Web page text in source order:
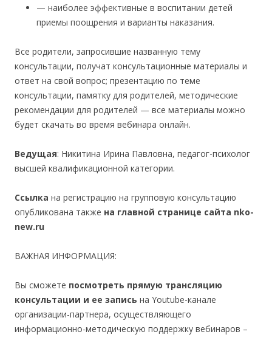
— наиболее эффективные в воспитании детей
приемы поощрения и варианты наказания.
Все родители, запросившие названную тему
консультации, получат консультационные материалы и
ответ на свой вопрос; презентацию по теме
консультации, памятку для родителей, методические
рекомендации для родителей — все материалы можно
будет скачать во время вебинара онлайн.
Ведущая: Никитина Ирина Павловна, педагог-психолог
высшей квалификационной категории.
Ссылка на регистрацию на групповую консультацию
опубликована также на главной странице сайта nko-
new.ru
ВАЖНАЯ ИНФОРМАЦИЯ:
Вы сможете посмотреть прямую трансляцию
консультации и ее запись на Youtube-канале
организации-партнера, осуществляющего
информационно-методическую поддержку вебинаров –